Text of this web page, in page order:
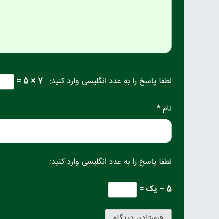
لطفا پاسخ را به عدد انگلیسی وارد کنید: 7 × 5 =
نام *
لطفا پاسخ را به عدد انگلیسی وارد کنید:
5 − یک =